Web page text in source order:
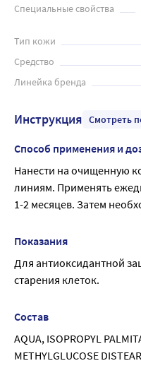
Специальные свойства
Тип кожи
Средство
Линейка бренда
Инструкция Смотреть
Способ применения и
Нанести на очищенную
линиям. Применять
1-2 месяцев. Затем
Показания
Для антиоксидантной
старения клеток.
Состав
AQUA, ISOPROPYL
METHYLGLUCOSE